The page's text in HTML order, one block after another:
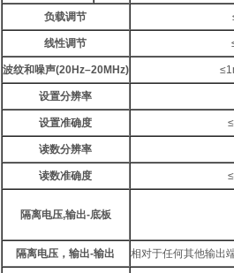
负载调节
线性调节
波纹和噪声(20Hz–20MHz)
设置分辨率
设置准确度
读数分辨率
读数准确度
隔离电压,输出-底板
隔离电压，输出-输出 相对于任何其他输出